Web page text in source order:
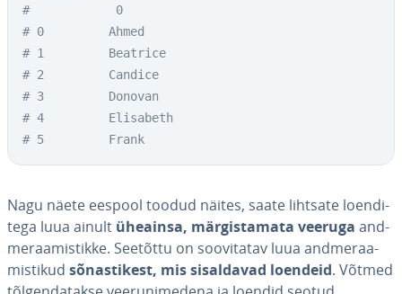
#            0
# 0     	Ahmed
# 1      	Beatrice
# 2     	Candice
# 3    		Donovan
# 4  	  	Elisabeth
# 5  		Frank
Nagu näete eespool toodud näites, saate lihtsate loen­di­
tega luua ainult üheainsa, mär­gis­ta­mata veeruga and­
me­raa­mis­tikke. Seetõttu on soo­vi­ta­tav luua and­me­raa­
mis­ti­kud sõ­nas­ti­kest, mis si­sal­da­vad loendeid. Võtmed